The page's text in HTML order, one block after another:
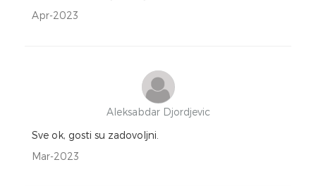
Apr-2023
Aleksabdar Djordjevic
Sve ok, gosti su zadovoljni.
Mar-2023